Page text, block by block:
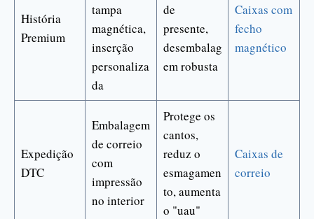
História
Premium
tampa
magnética,
inserção
personaliza
da
de
presente,
desembalag
em robusta
Caixas com
fecho
magnético
Expedição
DTC
Embalagem
de correio
com
impressão
no interior
Protege os
cantos,
reduz o
esmagamen
to, aumenta
o "uau"
Caixas de
correio